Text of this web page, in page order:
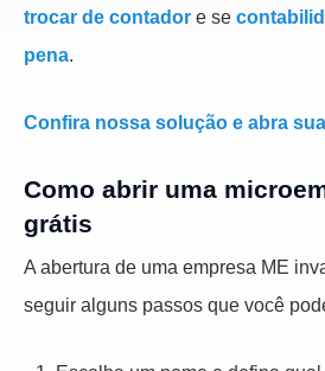
trocar de contador e se
pena.
Confira nossa solução e abra
Como abrir uma
grátis
A abertura de uma empresa ME
seguir alguns passos que você